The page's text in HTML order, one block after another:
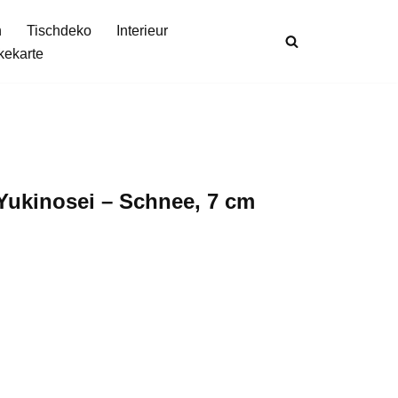
Tischdeko
Interieur
– Schnee, 7 cm